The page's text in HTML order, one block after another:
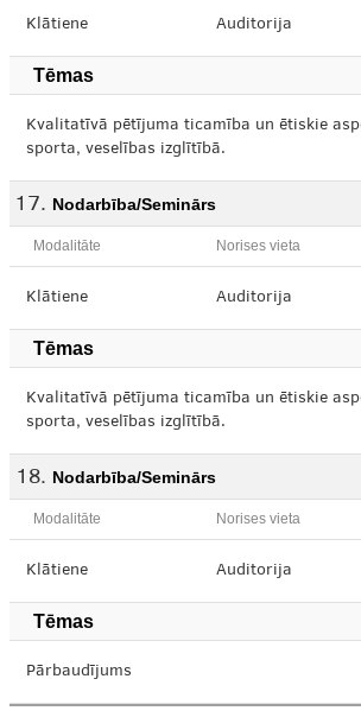
Klātiene Auditorija
Tēmas
Kvalitatīvā pētījuma ticamība un ētiskie
sporta, veselības izglītībā.
Nodarbība/Seminārs
Modalitāte Norises vieta
Klātiene Auditorija
Tēmas
Kvalitatīvā pētījuma ticamība un ētiskie
sporta, veselības izglītībā.
Nodarbība/Seminārs
Modalitāte Norises vieta
Klātiene Auditorija
Tēmas
Pārbaudījums